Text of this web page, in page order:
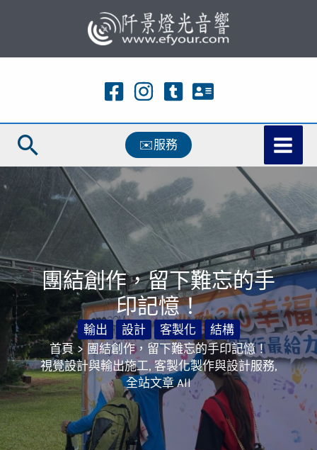
主
容
搜
尋
✉️服務
團結創作，留下難忘的手
印記憶！
輸出 設計 客製化
結構
首頁
團結創作，留下難忘的手印記憶！
視覺設計與輸出施工, 客製化製作與設計服務,
全站文章 All